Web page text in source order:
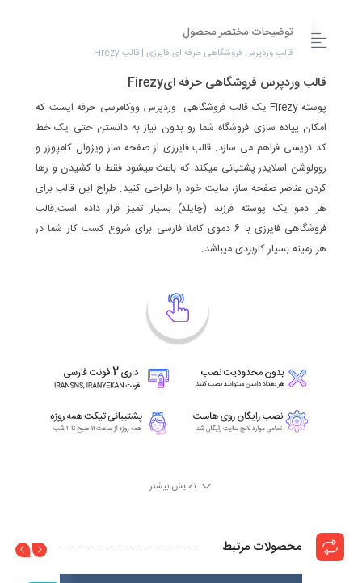
توضیحات مختصر محصول
قالب وردپرس فروشگاهی حرفه ای فایرزی | قالب Firezy
قالب وردپرس فروشگاهی حرفه ایFirezy
پوسته Firezy یک قالب فروشگاهی وردپرس ووکامرسی حرفه ایست که
امکان پیاده سازی فروشگاه شما رو بدون نیاز به دانستن حتی یک خط
کد نویسی فراهم می سازد. قالب فایرزی از صفحه ساز ویژوال کامپوزر و
روولوشن اسلایدر پشتیانی میکند که باعث میشود فقط با کشیدن و رها
کردن عناصر صفحه ساز، سایت خود را طراحی کنید. طراح این قالب برای
هر دمو یک پوسته فرزند (چایلد) بسیار تمیز قرار داده است.قالب
فروشگاهی فایرزی با 6 دموی کاملا فارسی برای شروع کسب کار شما در
هر زمینه بسیار کاربردی میباشد.
نمایش بیشتر
محصولات مرتبط